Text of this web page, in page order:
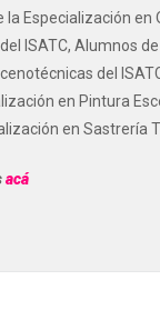
la Especialización en
ISATC, Alumnos
del
en Pintura
en Sastrería
acá